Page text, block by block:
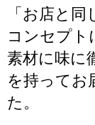
「お店と
コンセプト
素材に味に
を持ってお
た。